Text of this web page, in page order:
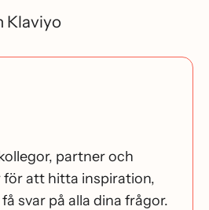
Klaviyo
partner och
för att hitta inspiration,
svar på alla dina frågor.